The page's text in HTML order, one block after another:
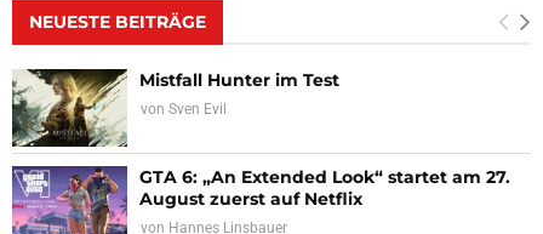
NEUESTE BEITRÄGE
Mistfall Hunter im Test
von Sven Evil
GTA 6: „An Extended Look“ startet am 27.
August zuerst auf Netflix
von Hannes Linsbauer